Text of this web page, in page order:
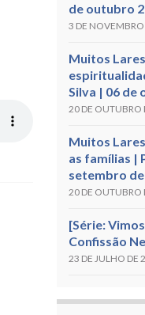
de outubro
3 DE
Muitos
Silva | 06 de
20 DE OUTUBRO
Muitos
as famílias |
setembro
20 DE OUTUBRO
[Série:
Confissão
23 DE JULHO DE